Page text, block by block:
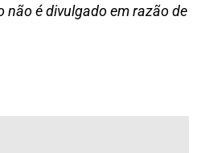
não é divulgado em razão de